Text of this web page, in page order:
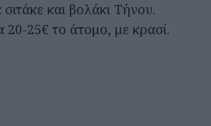
και βολάκι Τήνου.
20-25€ το άτομο, με κρασί.